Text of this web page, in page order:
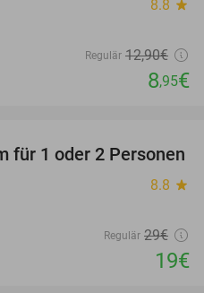
8.8 star
Regulär 12,90€
8,95€
34%
für 1 oder 2 Personen
8.8 star
Regulär 29€
19€